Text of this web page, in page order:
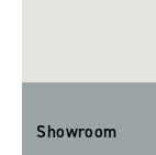
Showroom